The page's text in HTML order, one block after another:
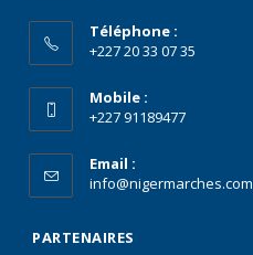
Téléphone :
+227 20 33 07 35
Mobile :
+227 91189477
Email :
info@nigermarches.com
PARTENAIRES